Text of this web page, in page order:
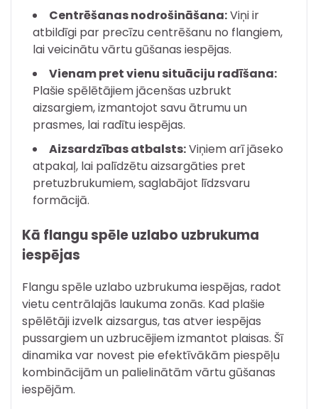
Centrēšanas nodrošināšana:Viņi ir
atbildīgi par precīzu centrēšanu no flangiem,
lai veicinātu vārtu gūšanas iespējas.
Vienam pret vienu situāciju radīšana:
Plašie spēlētājiem jācenšas uzbrukt
aizsargiem, izmantojot savu ātrumu un
prasmes, lai radītu iespējas.
Aizsardzības atbalsts:Viņiem arī jāseko
atpakaļ, lai palīdzētu aizsargāties pret
pretuzbrukumiem, saglabājot līdzsvaru
formācijā.
Kā flangu spēle uzlabo uzbrukuma
iespējas
Flangu spēle uzlabo uzbrukuma iespējas, radot
vietu centrālajās laukuma zonās. Kad plašie
spēlētāji izvelk aizsargus, tas atver iespējas
pussargiem un uzbrucējiem izmantot plaisas. Šī
dinamika var novest pie efektīvākām piespēļu
kombinācijām un palielinātām vārtu gūšanas
iespējām.